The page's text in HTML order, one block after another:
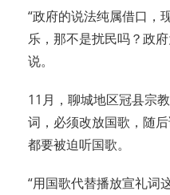
“政府的说法纯属借口，
乐，那不是扰民吗？政
说。
11月，聊城地区冠县宗
词，必须改放国歌，随
都要被迫听国歌。
“用国歌代替播放宣礼词